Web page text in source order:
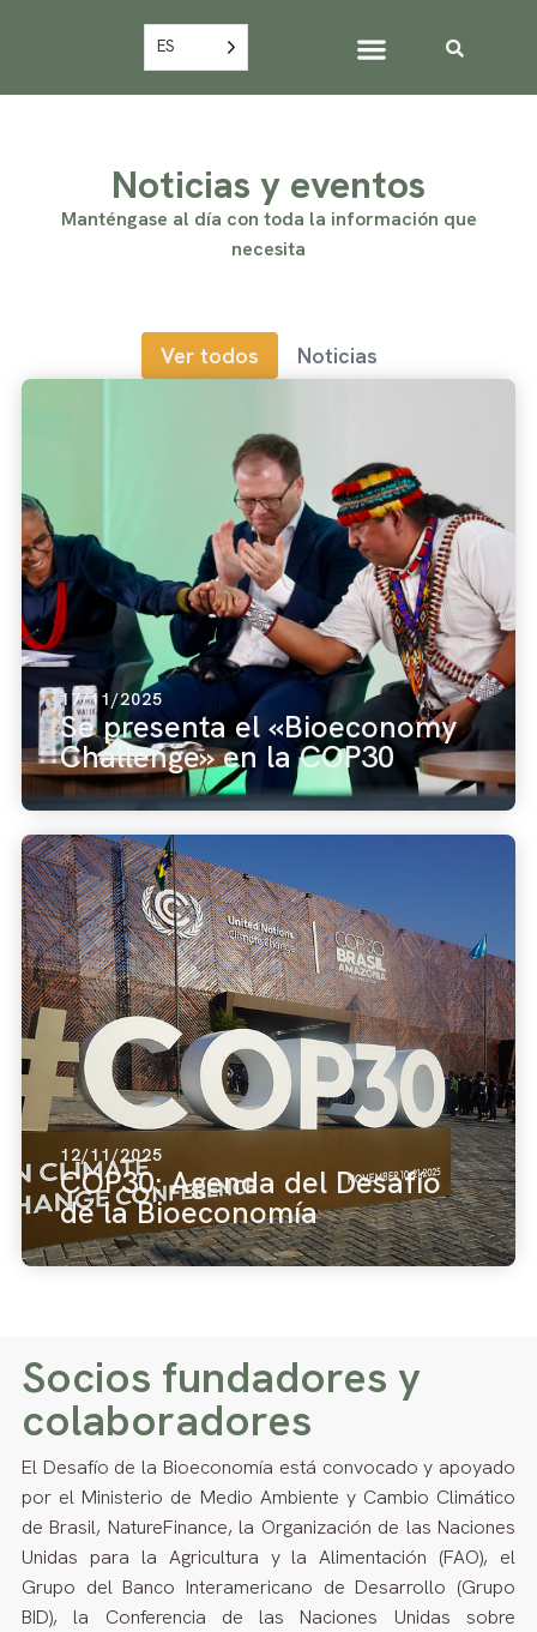
ES
Noticias y eventos
Manténgase al día con toda la información que
necesita
Noticias
Ver todos
17/11/2025
Se presenta el «Bioeconomy
Challenge» en la COP30
12/11/2025
COP30: Agenda del Desafío
de la Bioeconomía
Socios fundadores y
colaboradores
El Desafío de la Bioeconomía está convocado y apoyado
por el Ministerio de Medio Ambiente y Cambio Climático
de Brasil, NatureFinance, la Organización de las Naciones
Unidas para la Agricultura y la Alimentación (FAO), el
Grupo del Banco Interamericano de Desarrollo (Grupo
BID), la Conferencia de las Naciones Unidas sobre